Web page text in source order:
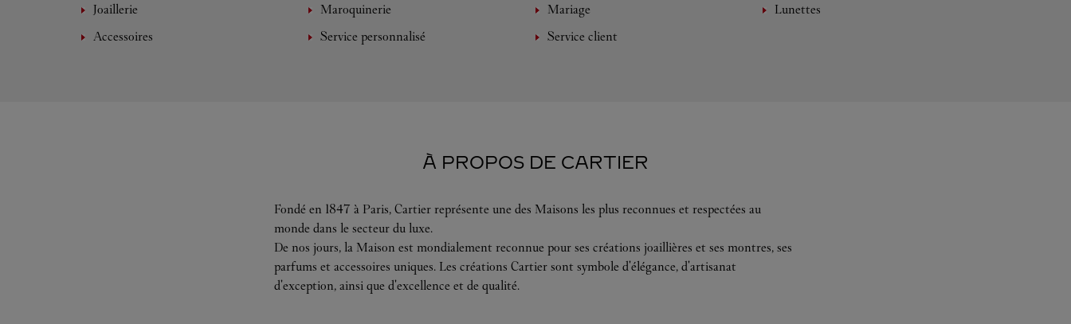
Joaillerie Maroquinerie Mariage
Lunettes
Accessoires
Service personnalisé Service client
À PROPOS DE CARTIER
Fondé en 1847 à Paris, Cartier représente une des Maisons les plus reconnues et respectées au
monde dans le secteur du luxe.
De nos jours, la Maison est mondialement reconnue pour ses créations joaillières et ses montres, ses
parfums et accessoires uniques. Les créations Cartier sont symbole d'élégance, d'artisanat
d'exception, ainsi que d'excellence et de qualité.